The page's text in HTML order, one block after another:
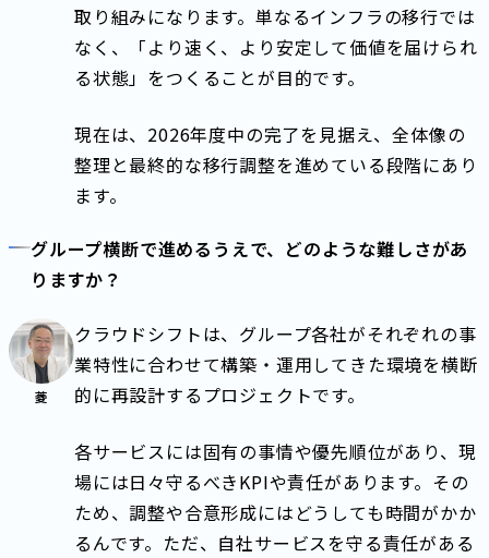
取り組みになります。単なるインフラの移行では
なく、「より速く、より安定して価値を届けられ
る状態」をつくることが目的です。
現在は、2026年度中の完了を見据え、全体像の
整理と最終的な移行調整を進めている段階にあり
ます。
グループ横断で進めるうえで、どのような難しさがあ
りますか？
菱
クラウドシフトは、グループ各社がそれぞれの事
業特性に合わせて構築・運用してきた環境を横断
的に再設計するプロジェクトです。
各サービスには固有の事情や優先順位があり、現
場には日々守るべきKPIや責任があります。その
ため、調整や合意形成にはどうしても時間がかか
るんです。ただ、自社サービスを守る責任がある